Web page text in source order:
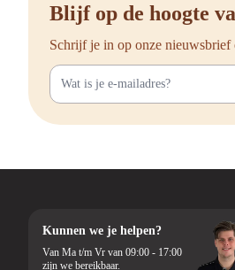
Blijf op de hoogte
Schrijf je in op onze nieuwsbrief
Kunnen we je helpen?
Van Ma t/m Vr van 09:00 - 17:00
zijn we bereikbaar.